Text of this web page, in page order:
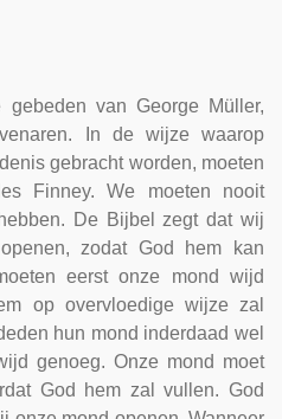
van George Müller,
In de wijze waarop
gebracht worden, moeten
Finney. We moeten nooit
De Bijbel zegt dat wij
zodat God hem kan
eerst onze mond wijd
op overvloedige wijze zal
hun mond inderdaad wel
genoeg. Onze mond moet
God hem zal vullen. God